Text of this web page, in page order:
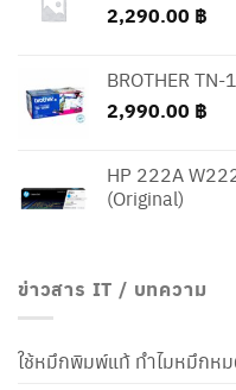
2,290.00 ฿
BROTHER
2,990.00 ฿
HP 222A
(Original)
ข่าวสาร IT / บทความ
ใช้หมึกพิมพ์แท้ ทำไมหมึกหม